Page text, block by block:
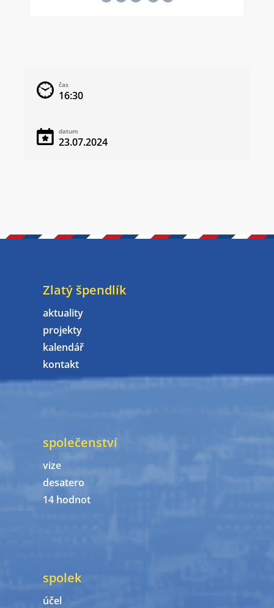
čas
16:30
datum
23.07.2024
Zlatý špendlík
aktuality
projekty
kalendář
kontakt
společenství
vize
desatero
14 hodnot
spolek
účel